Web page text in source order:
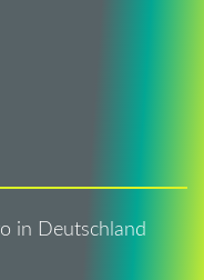
in Deutschland